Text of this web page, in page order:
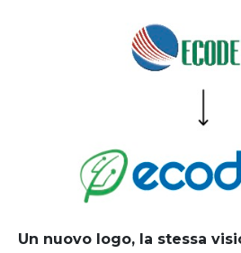
Un nuovo logo, la stessa